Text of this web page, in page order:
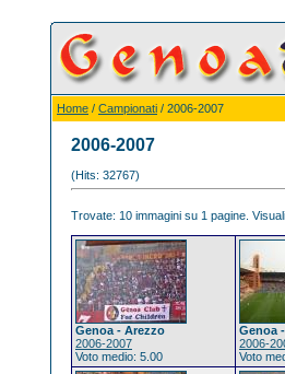
Home / Campionati / 2006-2007
2006-2007
(Hits: 32767)
Trovate: 10 immagini su 1 pagine.
Genoa - Arezzo
2006-2007
Voto medio: 5.00
Genoa
2006-
Voto